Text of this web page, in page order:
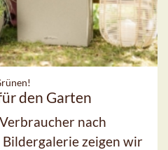
den Garten
nach
zeigen wir